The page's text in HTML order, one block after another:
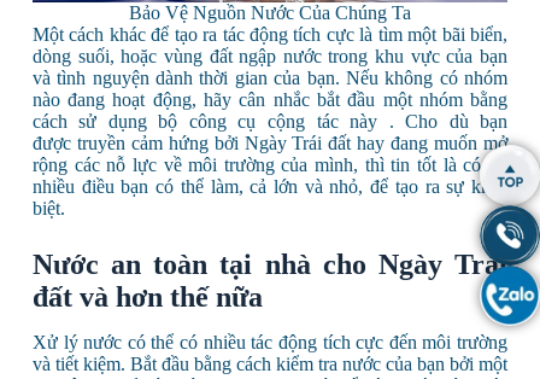
Bảo Vệ Nguồn Nước Của Chúng Ta
Một cách khác để tạo ra tác động tích cực là tìm một bãi biển,
dòng suối, hoặc vùng đất ngập nước trong khu vực của bạn
và tình nguyện dành thời gian của bạn. Nếu không có nhóm
nào đang hoạt động, hãy cân nhắc bắt đầu một nhóm bằng
cách sử dụng bộ công cụ cộng tác này . Cho dù bạn
được truyền cảm hứng bởi Ngày Trái đất hay đang muốn mở
rộng các nỗ lực về môi trường của mình, thì tin tốt là có rất
nhiều điều bạn có thể làm, cả lớn và nhỏ, để tạo ra sự khác
biệt.
Nước an toàn tại nhà cho Ngày Trái
đất và hơn thế nữa
Xử lý nước có thể có nhiều tác động tích cực đến môi trường
và tiết kiệm. Bắt đầu bằng cách kiểm tra nước của bạn bởi một